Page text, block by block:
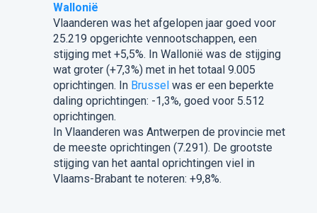
Wallonië
Vlaanderen was het afgelopen jaar goed voor
25.219 opgerichte vennootschappen, een
stijging met +5,5%. In Wallonië was de stijging
wat groter (+7,3%) met in het totaal 9.005
oprichtingen. In Brusselwas er een beperkte
daling oprichtingen: -1,3%, goed voor 5.512
oprichtingen.
In Vlaanderen was Antwerpen de provincie met
de meeste oprichtingen (7.291). De grootste
stijging van het aantal oprichtingen viel in
Vlaams-Brabant te noteren: +9,8%.